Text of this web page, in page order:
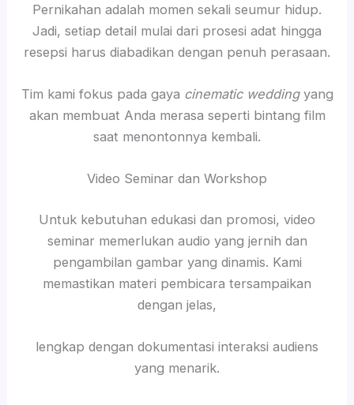
Pernikahan adalah momen sekali seumur hidup.
Jadi, setiap detail mulai dari prosesi adat hingga
resepsi harus diabadikan dengan penuh perasaan.
Tim kami fokus pada gaya cinematic weddingyang
akan membuat Anda merasa seperti bintang film
saat menontonnya kembali.
Video Seminar dan Workshop
Untuk kebutuhan edukasi dan promosi, video
seminar memerlukan audio yang jernih dan
pengambilan gambar yang dinamis. Kami
memastikan materi pembicara tersampaikan
dengan jelas,
lengkap dengan dokumentasi interaksi audiens
yang menarik.